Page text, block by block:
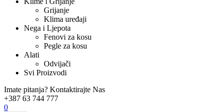
Grijanje
Klima uređaji
Nega i Ljepota
Fenovi za kosu
Pegle za kosu
Alati
Odvijači
Svi Proizvodi
Imate pitanja? Kontaktirajte Nas
+387 63 744 777
0